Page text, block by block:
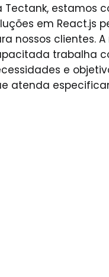
Tectank, estamos
em React.js
nossos clientes.
trabalha
e
atenda